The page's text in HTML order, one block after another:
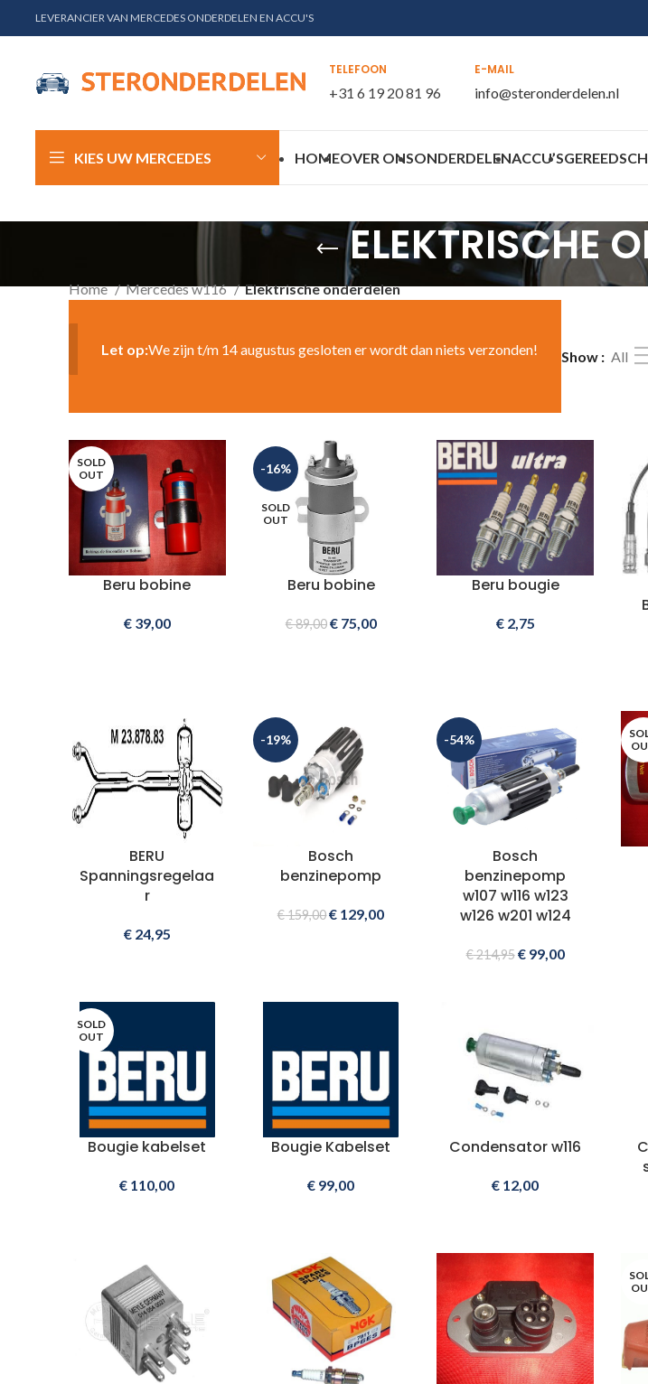
LEVERANCIER VAN MERCEDES ONDERDELEN EN ACCU'S
TELEFOON
+31 6 19 20 81 96
E-MAIL
info@steronderdelen.nl
KIES UW MERCEDES HOMEOVER ONSONDERDELENACCU’S
ELEKTRISCHE
Home Mercedes w116 Elektrische onderdelen
Let op:We zijn t/m 14 augustus gesloten er wordt dan niets verzonden! Show All
SOLD
OUT
Beru bobine
€39,00
-16%
SOLD
OUT
Beru bobine
€89,00€75,00
Beru bougie
€2,75
BERU
Spanningsregelaa
r
€24,95
-19%
Bosch
benzinepomp
€159,00€ 129,00
-54%
Bosch
benzinepomp
w107 w116 w123
w126 w201 w124
€214,95€99,00
SOLD
OUT
Bougie kabelset
€ 110,00
Bougie Kabelset
€ 99,00
Condensator w116
€ 12,00